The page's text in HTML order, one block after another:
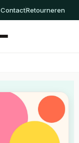
ContactRetourneren